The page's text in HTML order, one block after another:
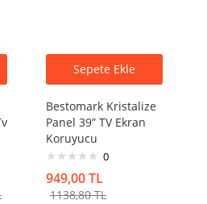
Sepete Ekle
Bestomark Kristalize
Panel 39” TV Ekran
Koruyucu
0
949,00TL
1138,80TL